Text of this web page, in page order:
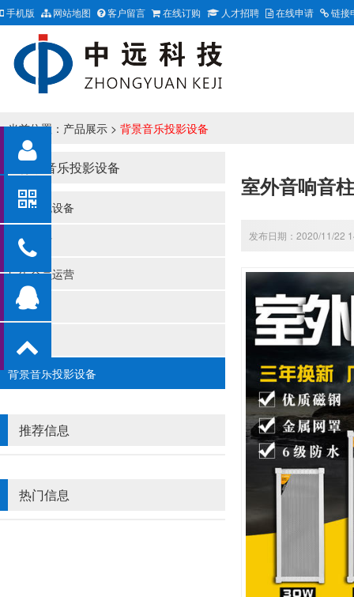
手机版 网站地图 客户留言 在线订购 人才招聘 在线申请 链接
当前位置： 产品展示 > 背景音乐投影设备
背景音乐投影设备
收银系统设备
外设耗材
广告会员运营
监控产品
网络产品
背景音乐投影设备
推荐信息
热门信息
室外音响音柱
发布日期：2020/11/22